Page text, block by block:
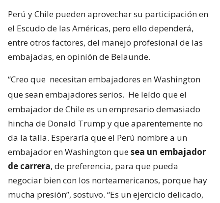
Perú y Chile pueden aprovechar su participación en
el Escudo de las Américas, pero ello dependerá,
entre otros factores, del manejo profesional de las
embajadas, en opinión de Belaunde.
“Creo que necesitan embajadores en Washington
que sean embajadores serios. He leído que el
embajador de Chile es un empresario demasiado
hincha de Donald Trump y que aparentemente no
da la talla. Esperaría que el Perú nombre a un
embajador en Washington quesea un embajador
de carrera, de preferencia, para que pueda
negociar bien con los norteamericanos, porque hay
mucha presión”, sostuvo. “Es un ejercicio delicado,